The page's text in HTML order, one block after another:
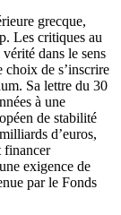
grecque,
Les critiques au
dans le sens
de s’inscrire
Sa lettre du 30
à une
de stabilité
d’euros,
financer
exigence de
par le Fonds